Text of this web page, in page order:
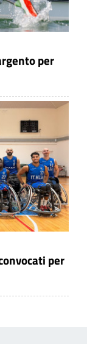
per
per